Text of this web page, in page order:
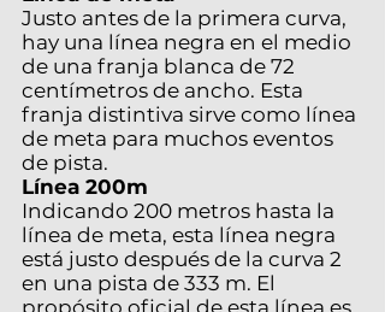
Justo antes de la primera curva,
hay una línea negra en el medio
de una franja blanca de 72
centímetros de ancho. Esta
franja distintiva sirve como línea
de meta para muchos eventos
de pista.
Línea 200m
Indicando 200 metros hasta la
línea de meta, esta línea negra
está justo después de la curva 2
en una pista de 333 m. El
propósito oficial de esta línea es